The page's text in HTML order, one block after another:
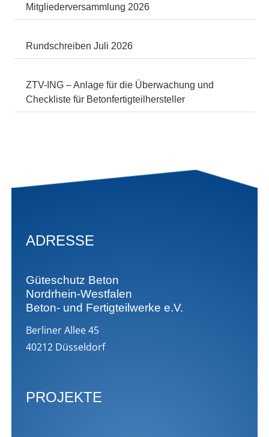
Mitgliederversammlung 2026
Rundschreiben Juli 2026
ZTV-ING – Anlage für die Überwachung und
Checkliste für Betonfertigteilhersteller
ADRESSE
Güteschutz Beton
Nordrhein-Westfalen
Beton- und Fertigteilwerke e.V.
Berliner Allee 45
40212 Düsseldorf
PROJEKTE